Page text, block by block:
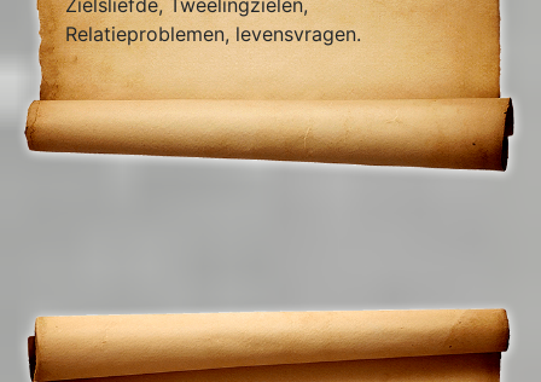
Relatieproblemen, levensvragen.